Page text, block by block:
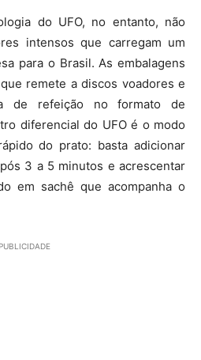
do UFO, no entanto, não
intensos que carregam um
para o Brasil. As embalagens
remete a discos voadores e
de refeição no formato de
diferencial do UFO é o modo
do prato: basta adicionar
3 a 5 minutos e acrescentar
em sachê que acompanha o
PUBLICIDADE